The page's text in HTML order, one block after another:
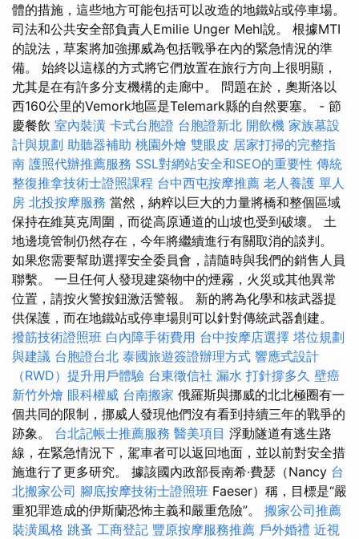
體的措施，這些地方可能包括可以改造的地鐵站或停車場。
司法和公共安全部負責人Emilie Unger Mehl說。 根據MTI
的說法，草案將加強挪威為包括戰爭在內的緊急情況的準
備。 始終以這樣的方式將它們放置在旅行方向上很明顯，
尤其是在有許多分支機構的走廊中。 問題在於，奧斯洛以
西160公里的Vemork地區是Telemark縣的自然要塞。 - 節
慶餐飲 室內裝潢 卡式台胞證 台胞證新北 開飲機 家族墓設
計與規劃 助聽器補助 桃園外燴 雙眼皮 居家打掃的完整指
南 護照代辦推薦服務 SSL對網站安全和SEO的重要性 傳統
整復推拿技術士證照課程 台中西屯按摩推薦 老人養護 單人
房 北投按摩服務 當然，納粹以巨大的力量將橋和整個區域
保持在維莫克周圍，而從高原通道的山坡也受到破壞。 土
地邊境管制仍然存在，今年將繼續進行有關取消的談判。
如果您需要幫助選擇安全委員會，請隨時與我們的銷售人員
聯繫。 一旦任何人發現建築物中的煙霧，火災或其他異常
位置，請按火警按鈕激活警報。 新的將為化學和核武器提
供保護，而在地鐵站或停車場則可以針對傳統武器創建。
撥筋技術證照班 白內障手術費用 台中按摩店選擇 塔位規劃
與建議 台胞證台北 泰國旅遊簽證辦理方式 響應式設計
（RWD）提升用戶體驗 台東徵信社 漏水 打針撐多久 壁癌
新竹外燴 眼科權威 台南搬家 俄羅斯與挪威的北北極圈有一
個共同的限制，挪威人發現他們沒有看到持續三年的戰爭的
跡象。 台北記帳士推薦服務 醫美項目 浮動隧道有逃生路
線，在緊急情況下，駕車者可以返回地面，並以前對安全措
施進行了更多研究。 據該國內政部長南希·費瑟（Nancy 台
北搬家公司 腳底按摩技術士證照班 Faeser）稱，目標是“嚴
重犯罪造成的伊斯蘭恐怖主義和嚴重危險”。 搬家公司推薦
裝潢風格 跳蚤 工商登記 豐原按摩服務推薦 戶外婚禮 近視